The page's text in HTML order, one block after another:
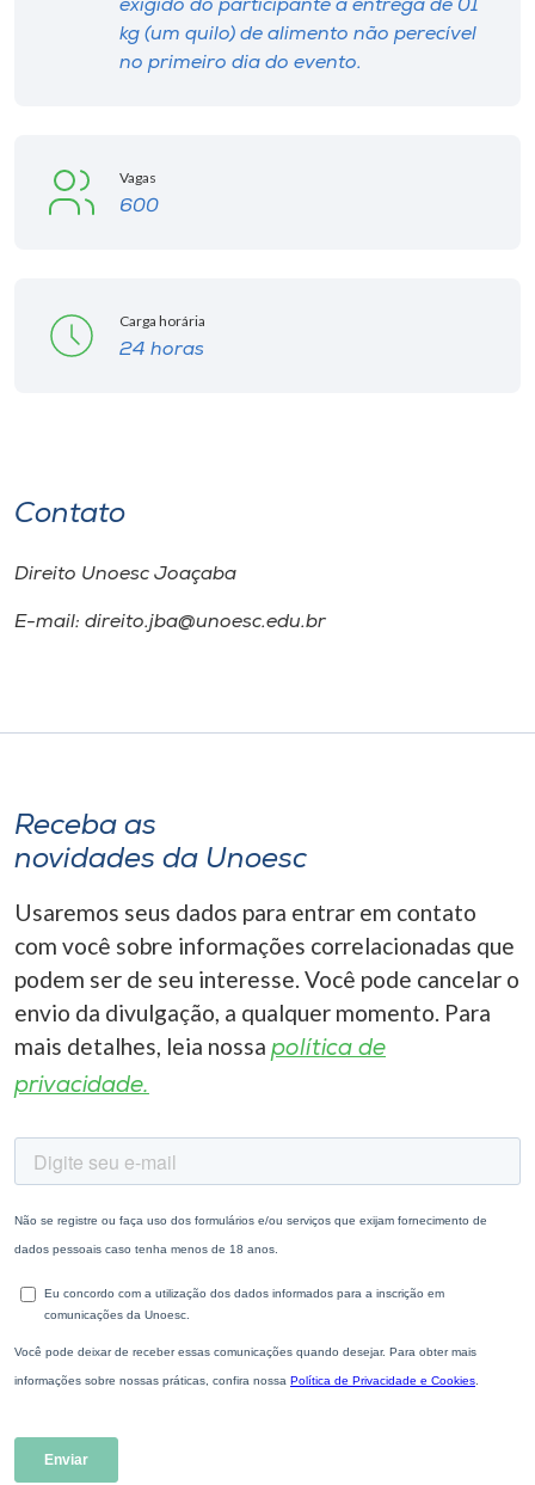
exigido do participante a entrega de 01
kg (um quilo) de alimento não perecível
no primeiro dia do evento.
Vagas
600
Carga horária
24 horas
Contato
Direito Unoesc Joaçaba
E-mail: direito.jba@unoesc.edu.br
Receba as
novidades da Unoesc
Usaremos seus dados para entrar em contato
com você sobre informações correlacionadas que
podem ser de seu interesse. Você pode cancelar o
envio da divulgação, a qualquer momento. Para
mais detalhes, leia nossa política de
privacidade.